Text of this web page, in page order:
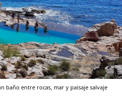
baño entre rocas, mar y paisaje salvaje